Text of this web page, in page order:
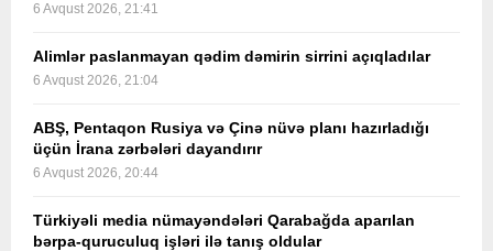
6 Avqust 2026, 21:41
Alimlər paslanmayan qədim dəmirin sirrini açıqladılar
6 Avqust 2026, 21:04
ABŞ, Pentaqon Rusiya və Çinə nüvə planı hazırladığı
üçün İrana zərbələri dayandırır
6 Avqust 2026, 20:44
Türkiyəli media nümayəndələri Qarabağda aparılan
bərpa-quruculuq işləri ilə tanış oldular